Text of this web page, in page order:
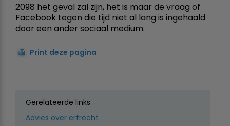
2098 het geval zal zijn, het is maar de vraag of
Facebook tegen die tijd niet al lang is ingehaald
door een ander sociaal medium.
Print deze pagina
Gerelateerde links:
Advies over erfrecht